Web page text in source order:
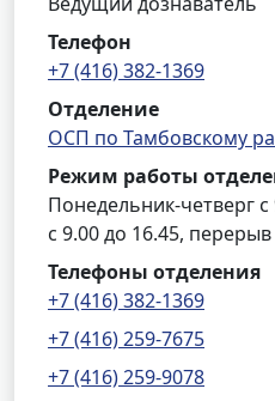
Телефон
+7 (416) 382-1369
Отделение
ОСП по Тамбовскому
Режим работы
Понедельник-четверг
с 9.00 до 16.45,
Телефоны отделения
+7 (416) 382-1369
+7 (416) 259-7675
+7 (416) 259-9078